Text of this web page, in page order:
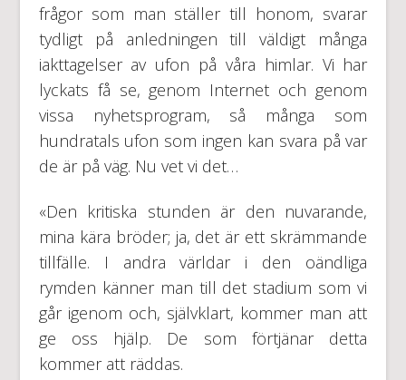
frågor som man ställer till honom, svarar
tydligt på anledningen till väldigt många
iakttagelser av ufon på våra himlar. Vi har
lyckats få se, genom Internet och genom
vissa nyhetsprogram, så många som
hundratals ufon som ingen kan svara på var
de är på väg. Nu vet vi det…
«Den kritiska stunden är den nuvarande,
mina kära bröder; ja, det är ett skrämmande
tillfälle. I andra världar i den oändliga
rymden känner man till det stadium som vi
går igenom och, självklart, kommer man att
ge oss hjälp. De som förtjänar detta
kommer att räddas.